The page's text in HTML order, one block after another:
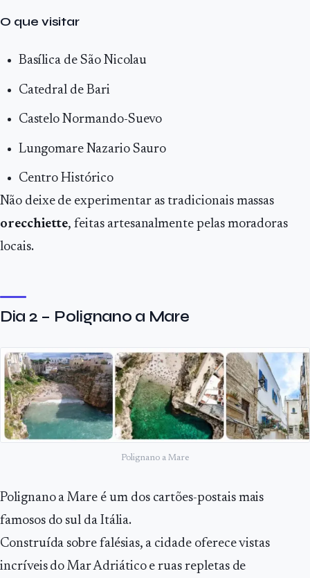
O que visitar
Basílica de São Nicolau
Catedral de Bari
Castelo Normando-Suevo
Lungomare Nazario Sauro
Centro Histórico
Não deixe de experimentar as tradicionais massas
orecchiette, feitas artesanalmente pelas moradoras
locais.
Dia 2 – Polignano a Mare
Polignano a Mare
Polignano a Mare é um dos cartões-postais mais
famosos do sul da Itália.
Construída sobre falésias, a cidade oferece vistas
incríveis do Mar Adriático e ruas repletas de